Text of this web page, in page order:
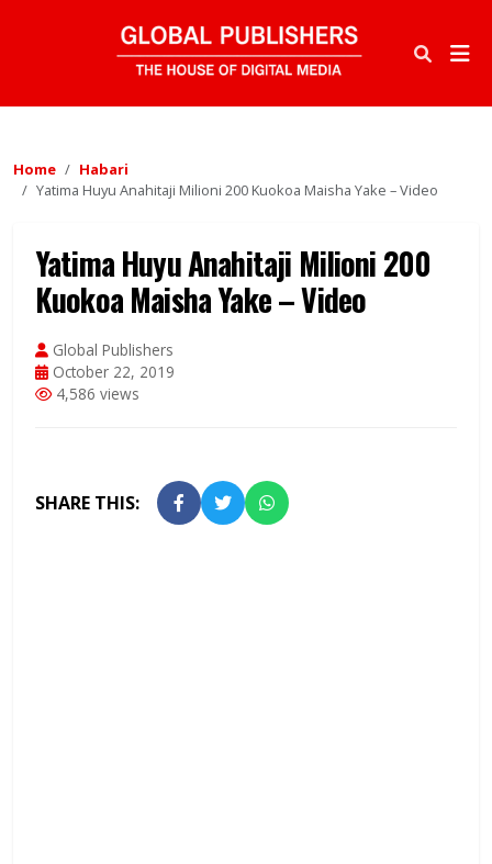
Home
Habari
Yatima Huyu Anahitaji Milioni 200 Kuokoa Maisha Yake – Video
Yatima Huyu Anahitaji Milioni 200
Kuokoa Maisha Yake – Video
Global Publishers
October 22, 2019
4,586 views
SHARE THIS: